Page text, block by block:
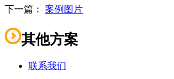
下一篇： 案例图片
其他方案
联系我们